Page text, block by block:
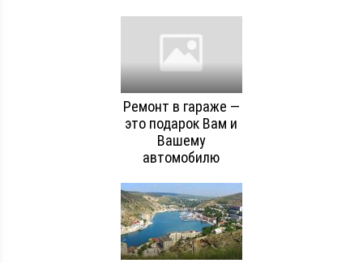
Ремонт в гараже —
это подарок Вам и
Вашему
автомобилю